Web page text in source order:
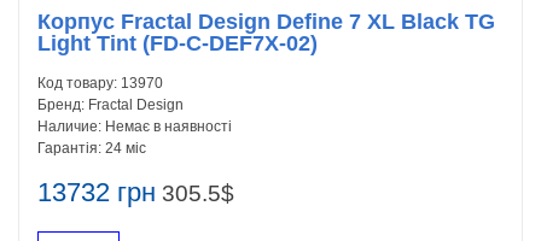
13732 грн 305.5$
Корпус Fractal Design Define 7 XL Black TG
Light Tint (FD-C-DEF7X-02)
Код товару: 13970
Бренд: Fractal Design
Наличие: Немає в наявності
Гарантія: 24 міс